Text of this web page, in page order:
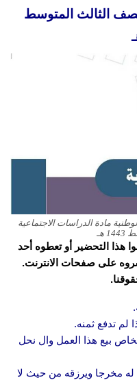
الثالث المتوسط
مادة الدراسات الاجتماعية
هـ
هذا التحضير أو تعطوه أحد
على صفحات الانترنت.
لم تدفع ثمنه.
بيع هذا العمل وال نحل
له مخرجا ويرزقه من حيث لا